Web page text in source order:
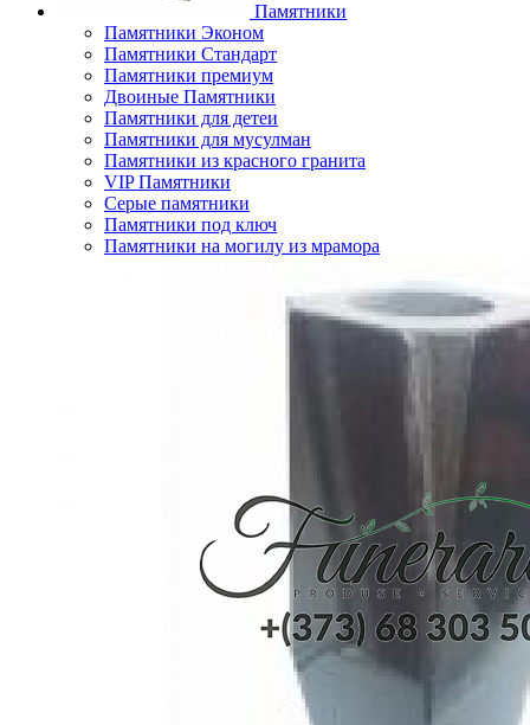
Памятники
Памятники Эконом
Памятники Стандарт
Памятники премиум
Двоиные Памятники
Памятники для детеи
Памятники для мусулман
Памятники из красного гранита
VIP Памятники
Серые памятники
Памятники под ключ
Памятники на могилу из мрамора